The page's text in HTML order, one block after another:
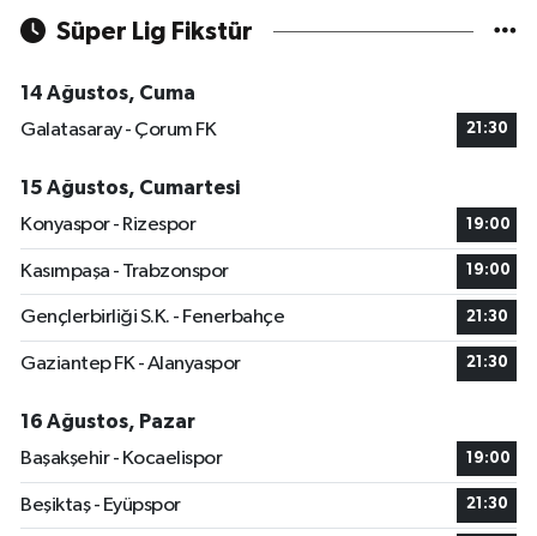
Süper Lig Fikstür
14 Ağustos, Cuma
Galatasaray - Çorum FK
21:30
15 Ağustos, Cumartesi
Konyaspor - Rizespor
19:00
Kasımpaşa - Trabzonspor 19:00
Gençlerbirliği S.K. - Fenerbahçe 21:30
Gaziantep FK - Alanyaspor 21:30
16 Ağustos, Pazar
Başakşehir - Kocaelispor
19:00
Beşiktaş - Eyüpspor 21:30